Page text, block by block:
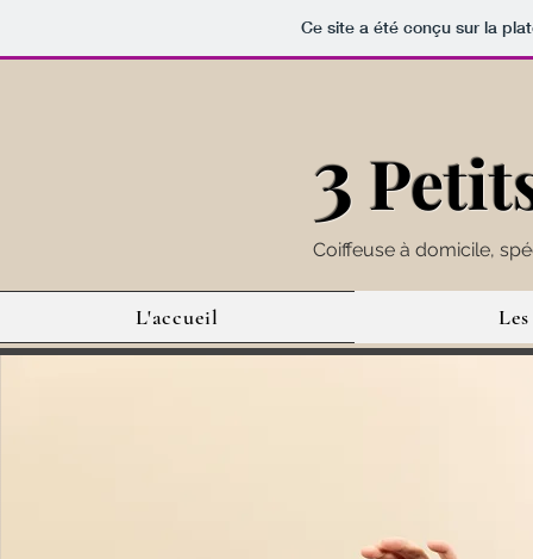
Ce site a été conçu sur la
3
Coiffeuse à domicile,
L'accueil